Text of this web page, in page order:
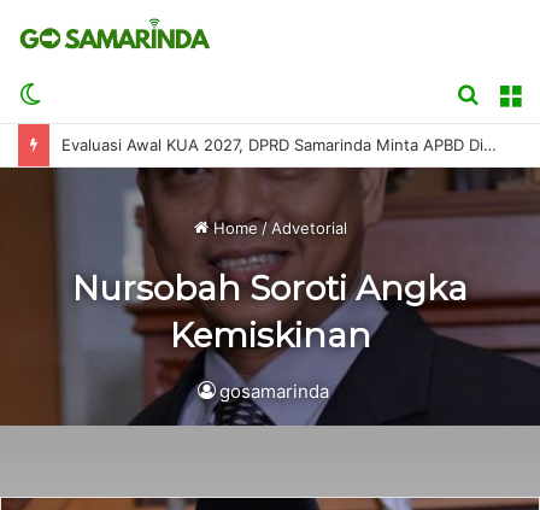
skin
Search
for
Evaluasi Awal KUA 2027, DPRD Samarinda Minta APBD Disusun Sesuai Kemampuan Fiskal
Home / Advetorial
Nursobah Soroti Angka
Kemiskinan
gosamarinda